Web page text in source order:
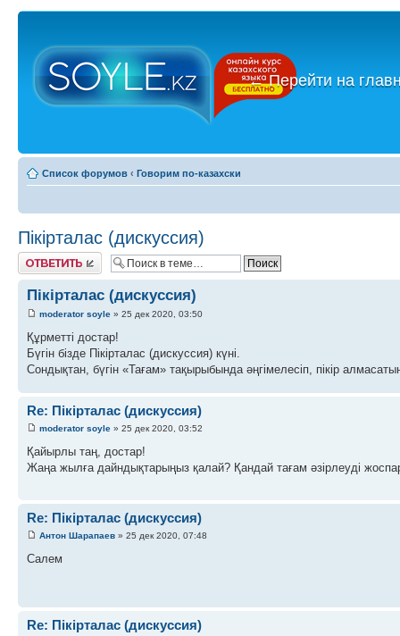
←Перейти на
Список форумов ‹ Говорим по-казахски
Пікірталас (дискуссия)
Ответить
Пікірталас (дискуссия)
moderator soyle » 25 дек 2020, 03:50
Құрметті достар!
Бүгін бізде Пікірталас (дискуссия) күні.
Сондықтан, бүгін «Тағам» тақырыбында әңгімелесіп, пікір
Re: Пікірталас (дискуссия)
moderator soyle » 25 дек 2020, 03:52
Қайырлы таң, достар!
Жаңа жылға дайндықтарыңыз қалай? Қандай тағам әзірлеуді
Re: Пікірталас (дискуссия)
Антон Шарапаев » 25 дек 2020, 07:48
Салем
Re: Пікірталас (дискуссия)